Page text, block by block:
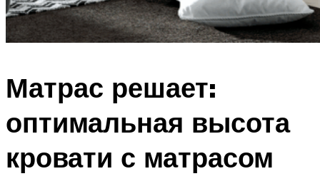
Матрас решает:
оптимальная высота
кровати с матрасом